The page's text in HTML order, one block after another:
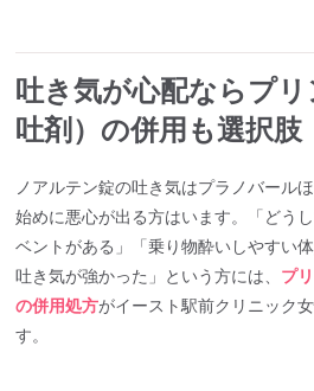
吐き気が心配ならプ
吐剤）の併用も選択肢
ノアルテン錠の吐き気はプラノバール
始めに悪心が出る方はいます。「どう
ベントがある」「乗り物酔いしやすい
吐き気が強かった」という方には、 プ
の併用処方がイースト駅前クリニック
す。